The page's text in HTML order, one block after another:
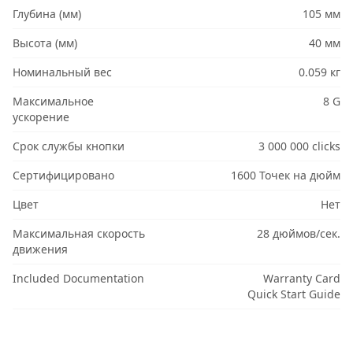
Глубина (мм)
105 мм
Высота (мм)
40 мм
Номинальный вес
0.059 кг
Максимальное
ускорение
8 G
Срок службы кнопки
3 000 000 clicks
Сертифицировано
1600 Точек на дюйм
Цвет
Нет
Максимальная скорость
движения
28 дюймов/сек.
Included Documentation
Warranty Card
Quick Start Guide